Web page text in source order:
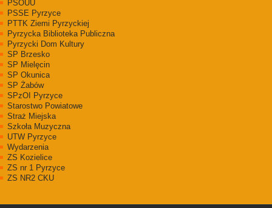
PSOUU
PSSE Pyrzyce
PTTK Ziemi Pyrzyckiej
Pyrzycka Biblioteka Publiczna
Pyrzycki Dom Kultury
SP Brzesko
SP Mielęcin
SP Okunica
SP Żabów
SPzOI Pyrzyce
Starostwo Powiatowe
Straż Miejska
Szkoła Muzyczna
UTW Pyrzyce
Wydarzenia
ZS Kozielice
ZS nr 1 Pyrzyce
ZS NR2 CKU